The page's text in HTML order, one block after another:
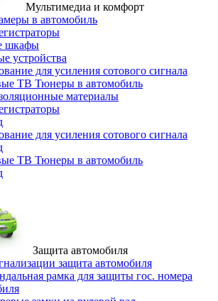
Мультимедиа и комфорт
в автомобиль
шкафы
устройства
для усиления сотового сигнала
ТВ Тюнеры в автомобиль
материалы
для усиления сотового сигнала
ТВ Тюнеры в автомобиль
Защита автомобиля
защита автомобиля
рамка для защиты гос. номера